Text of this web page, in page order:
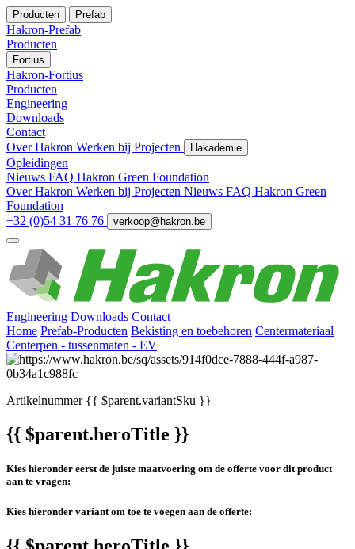
Producten Prefab
Hakron-Prefab
Producten
Fortius
Hakron-Fortius
Producten
Engineering
Downloads
Contact
Over Hakron Werken bij Projecten Hakademie
Opleidingen
Nieuws FAQ Hakron Green Foundation
Over Hakron Werken bij Projecten Nieuws FAQ Hakron Green
Foundation
+32 (0)54 31 76 76
verkoop@hakron.be
Engineering Downloads Contact
Home Prefab-Producten Bekisting en toebehoren Centermateriaal
Centerpen - tussenmaten - EV
Artikelnummer{{ $parent.variantSku }}
{{ $parent.heroTitle }}
Kies hieronder eerst de juiste maatvoering om de offerte voor dit product
aan te vragen:
Kies hieronder variant om toe te voegen aan de offerte: